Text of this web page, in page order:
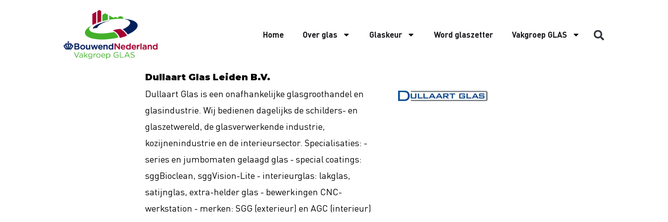
Home Over glas Glaskeur Word glaszetter Vakgroep GLAS
Dullaart Glas Leiden B.V.
Dullaart Glas is een onafhankelijke glasgroothandel en
glasindustrie. Wij bedienen dagelijks de schilders- en
glaszetwereld, de glasverwerkende industrie,
kozijnenindustrie en de interieursector. Specialisaties: -
series en jumbomaten gelaagd glas - special coatings:
sggBioclean, sggVision-Lite - interieurglas: lakglas,
satijnglas, extra-helder glas - bewerkingen CNC-
werkstation - merken: SGG (exterieur) en AGC (interieur)